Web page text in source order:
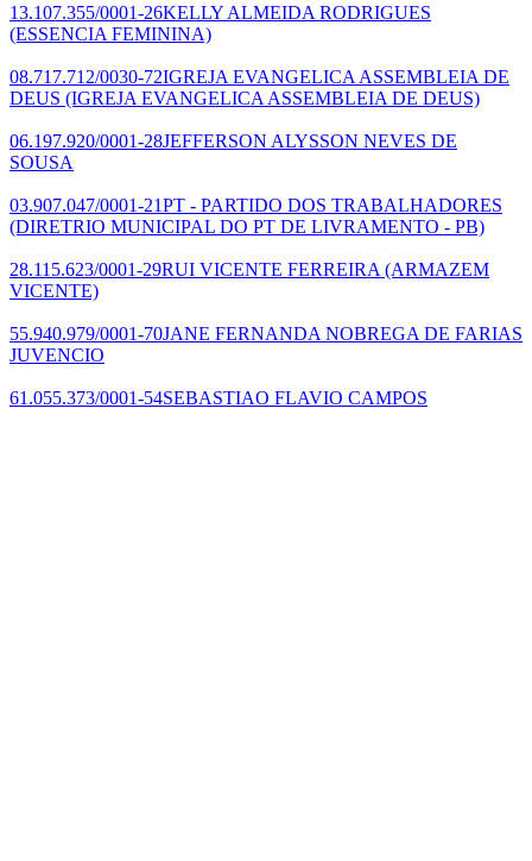
13.107.355/0001-26KELLY ALMEIDA RODRIGUES
(ESSENCIA FEMININA)
08.717.712/0030-72IGREJA EVANGELICA ASSEMBLEIA DE
DEUS (IGREJA EVANGELICA ASSEMBLEIA DE DEUS)
06.197.920/0001-28JEFFERSON ALYSSON NEVES DE
SOUSA
03.907.047/0001-21PT - PARTIDO DOS TRABALHADORES
(DIRETRIO MUNICIPAL DO PT DE LIVRAMENTO - PB)
28.115.623/0001-29RUI VICENTE FERREIRA (ARMAZEM
VICENTE)
55.940.979/0001-70JANE FERNANDA NOBREGA DE FARIAS
JUVENCIO
61.055.373/0001-54SEBASTIAO FLAVIO CAMPOS